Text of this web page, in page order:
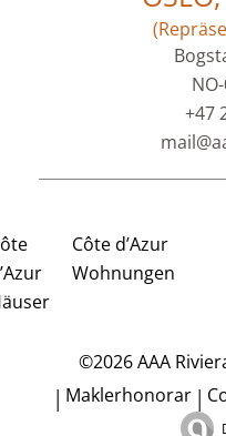
+47
Côte d’Azur
Wohnungen
©2026 AAA
Maklerhonorar